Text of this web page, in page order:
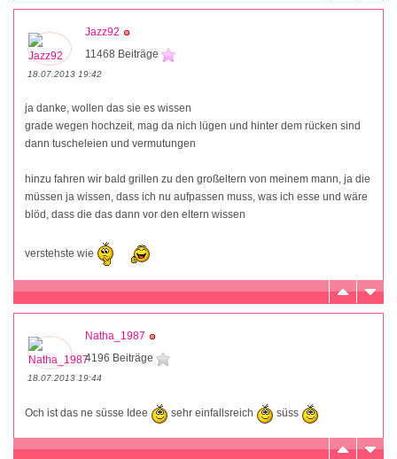
Jazz92
11468 Beiträge
18.07.2013 19:42
ja danke, wollen das sie es wissen
grade wegen hochzeit, mag da nich lügen und hinter dem rücken sind
dann tuscheleien und vermutungen
hinzu fahren wir bald grillen zu den großeltern von meinem mann, ja die
müssen ja wissen, dass ich nu aufpassen muss, was ich esse und wäre
blöd, dass die das dann vor den eltern wissen
verstehste wie
Natha_1987
4196 Beiträge
18.07.2013 19:44
Och ist das ne süsse Idee sehr einfallsreich süss